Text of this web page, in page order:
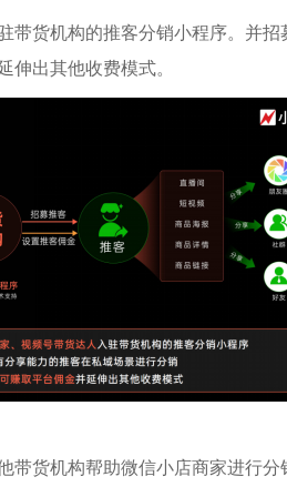
带货机构的推客分销小程序。并
伸出其他收费模式。
货机构帮助微信小店商家进行分